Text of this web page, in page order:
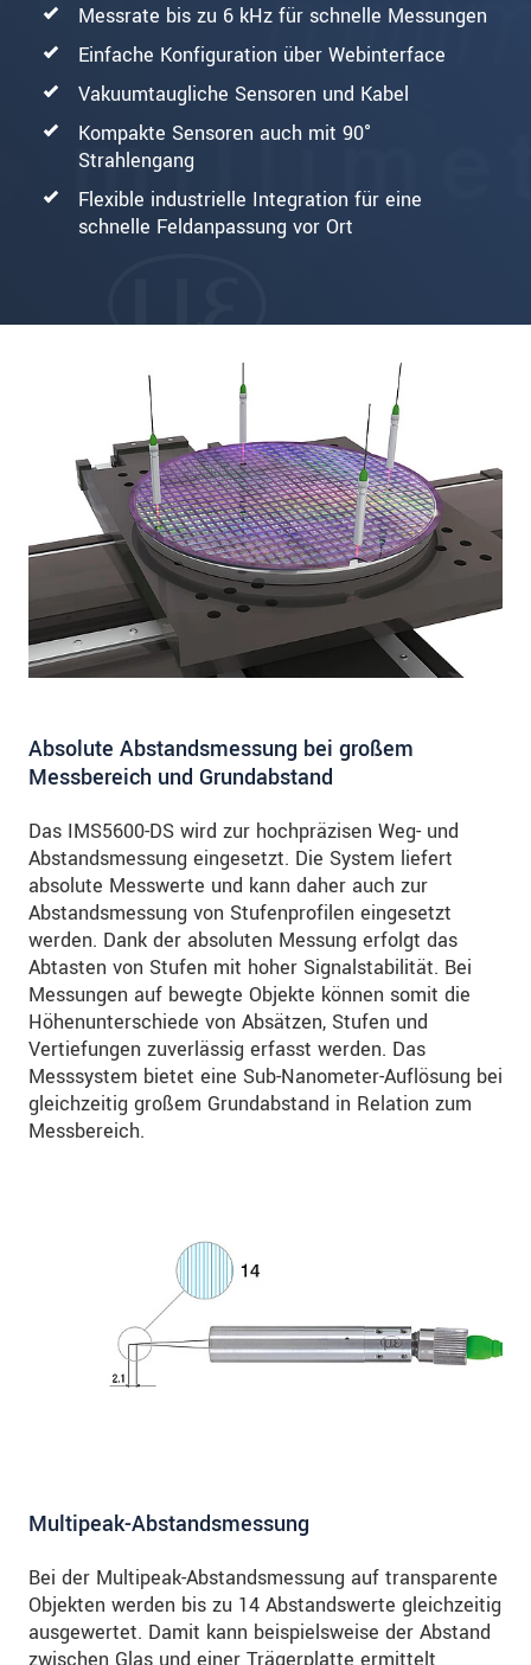
Messrate bis zu 6 kHz für schnelle Messungen
Einfache Konfiguration über Webinterface
Vakuumtaugliche Sensoren und Kabel
Kompakte Sensoren auch mit 90°
Strahlengang
Flexible industrielle Integration für eine
schnelle Feldanpassung vor Ort
Absolute Abstandsmessung bei großem
Messbereich und Grundabstand
Das IMS5600-DS wird zur hochpräzisen Weg- und
Abstandsmessung eingesetzt. Die System liefert
absolute Messwerte und kann daher auch zur
Abstandsmessung von Stufenprofilen eingesetzt
werden. Dank der absoluten Messung erfolgt das
Abtasten von Stufen mit hoher Signalstabilität. Bei
Messungen auf bewegte Objekte können somit die
Höhenunterschiede von Absätzen, Stufen und
Vertiefungen zuverlässig erfasst werden. Das
Messsystem bietet eine Sub-Nanometer-Auflösung bei
gleichzeitig großem Grundabstand in Relation zum
Messbereich.
Multipeak-Abstandsmessung
Bei der Multipeak-Abstandsmessung auf transparente
Objekten werden bis zu 14 Abstandswerte gleichzeitig
ausgewertet. Damit kann beispielsweise der Abstand
zwischen Glas und einer Trägerplatte ermittelt